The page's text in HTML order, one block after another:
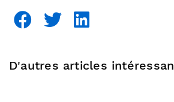
D'autres articles